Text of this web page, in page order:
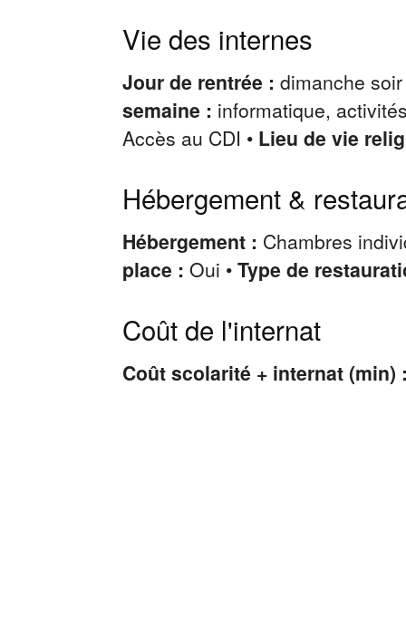
Vie des internes
Jour de rentrée : dimanche
semaine : informatique,
Accès au CDI • Lieu de vie
Hébergement &
Hébergement : Chambres
place : Oui • Type de
Coût de l'internat
Coût scolarité + internat